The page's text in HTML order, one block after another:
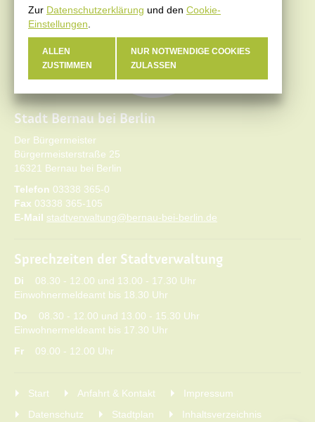
Stadt Bernau bei Berlin
Der Bürgermeister
Bürgermeisterstraße 25
16321 Bernau bei Berlin
Telefon 03338 365-0
Fax 03338 365-105
E-Mail stadtverwaltung@bernau-bei-berlin.de
Sprechzeiten der Stadtverwaltung
Di 08.30 - 12.00 und 13.00 - 17.30 Uhr
Einwohnermeldeamt bis 18.30 Uhr
Do 08.30 - 12.00 und 13.00 - 15.30 Uhr
Einwohnermeldeamt bis 17.30 Uhr
Fr 09.00 - 12.00 Uhr
Start Anfahrt & Kontakt
Impressum
Datenschutz
Stadtplan Inhaltsverzeichnis
Zur Datenschutzerklärung und den Cookie-
Einstellungen
ALLEN
ZUSTIMMEN
NUR NOTWENDIGE COOKIES
ZULASSEN